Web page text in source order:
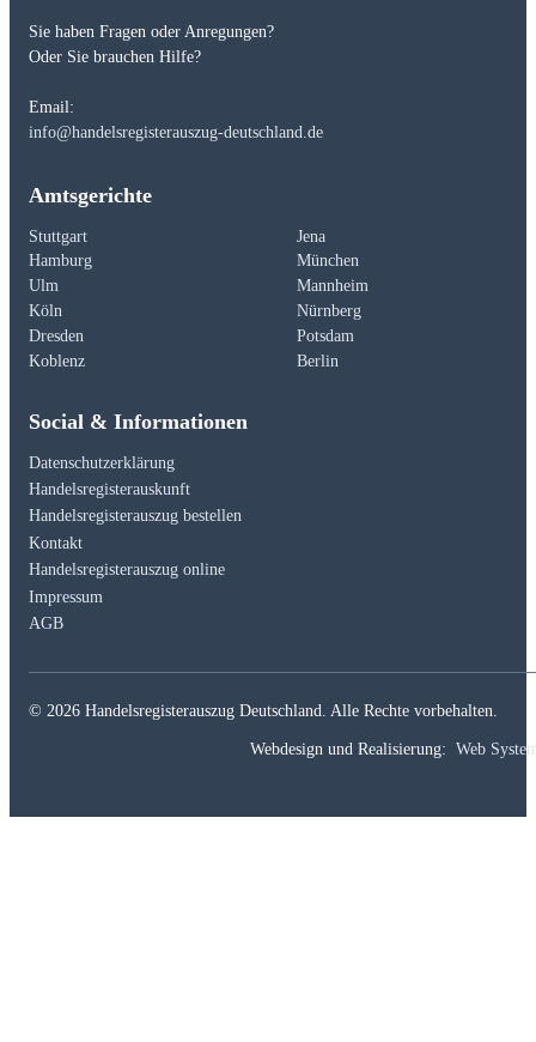
Sie haben Fragen oder Anregungen?
Oder Sie brauchen Hilfe?
Email:
info@handelsregisterauszug-deutschland.de
Amtsgerichte
Stuttgart
Jena
Hamburg
München
Ulm
Mannheim
Köln
Nürnberg
Dresden
Potsdam
Koblenz
Berlin
Social & Informationen
Datenschutzerklärung
Handelsregisterauskunft
Handelsregisterauszug bestellen
Kontakt
Handelsregisterauszug online
Impressum
AGB
© 2026 Handelsregisterauszug Deutschland. Alle Rechte vorbehalten.
Webdesign und Realisierung: Web